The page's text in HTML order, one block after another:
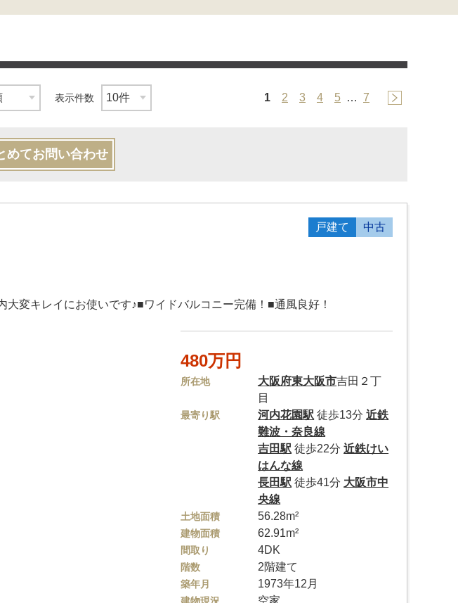
表示件数 1 2 3 4 5 … 7
めてお問い合わせ
戸建て 中古
変キレイにお使いです♪■ワイドバルコニー完備！■通風良好！
480万円
所在地 大阪府東大阪市吉田２丁
目
最寄り駅 河内花園駅 徒歩13分近鉄
難波・奈良線
吉田駅 徒歩22分近鉄けい
はんな線
長田駅 徒歩41分 大阪市中
央線
土地面積 56.28m²
建物面積 62.91m²
間取り 4DK
階数 2階建て
築年月 1973年12月